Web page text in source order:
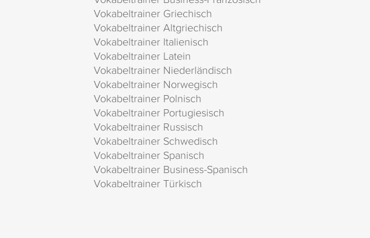
Vokabeltrainer Griechisch
Vokabeltrainer Altgriechisch
Vokabeltrainer Italienisch
Vokabeltrainer Latein
Vokabeltrainer Niederländisch
Vokabeltrainer Norwegisch
Vokabeltrainer Polnisch
Vokabeltrainer Portugiesisch
Vokabeltrainer Russisch
Vokabeltrainer Schwedisch
Vokabeltrainer Spanisch
Vokabeltrainer Business-Spanisch
Vokabeltrainer Türkisch